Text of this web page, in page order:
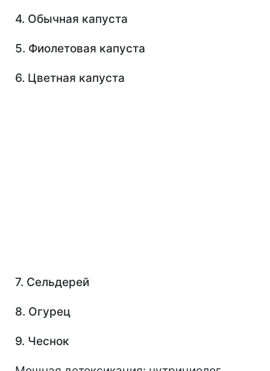
4. Обычная капуста
5. Фиолетовая капуста
6. Цветная капуста
7. Сельдерей
8. Огурец
9. Чеснок